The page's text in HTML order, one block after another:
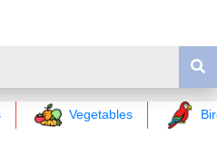
Vegetables